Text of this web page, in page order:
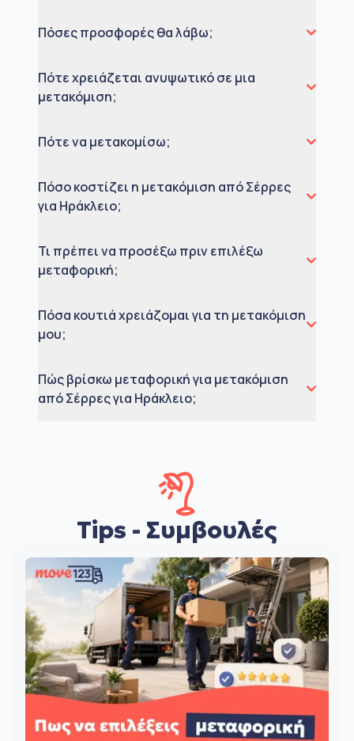
Πόσες προσφορές θα λάβω;
Πότε χρειάζεται ανυψωτικό σε μια
μετακόμιση;
Πότε να μετακομίσω;
Πόσο κοστίζει η μετακόμιση από Σέρρες
για Ηράκλειο;
Τι πρέπει να προσέξω πριν επιλέξω
μεταφορική;
Πόσα κουτιά χρειάζομαι για τη μετακόμιση
μου;
Πώς βρίσκω μεταφορική για μετακόμιση
από Σέρρες για Ηράκλειο;
Tips - Συμβουλές